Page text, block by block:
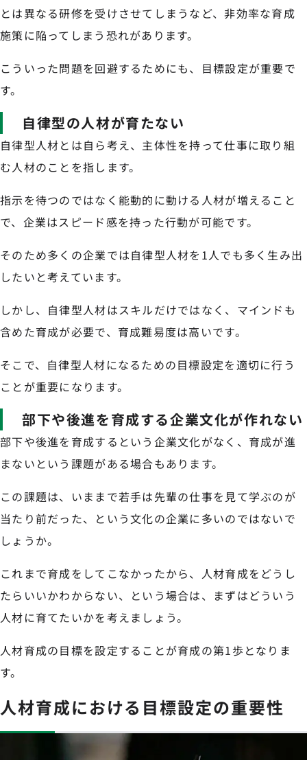
とは異なる研修を受けさせてしまうなど、非効率な育成
施策に陥ってしまう恐れがあります。
こういった問題を回避するためにも、目標設定が重要で
す。
自律型の人材が育たない
自律型人材とは自ら考え、主体性を持って仕事に取り組
む人材のことを指します。
指示を待つのではなく能動的に動ける人材が増えること
で、企業はスピード感を持った行動が可能です。
そのため多くの企業では自律型人材を1人でも多く生み出
したいと考えています。
しかし、自律型人材はスキルだけではなく、マインドも
含めた育成が必要で、育成難易度は高いです。
そこで、自律型人材になるための目標設定を適切に行う
ことが重要になります。
部下や後進を育成する企業文化が作れない
部下や後進を育成するという企業文化がなく、育成が進
まないという課題がある場合もあります。
この課題は、いままで若手は先輩の仕事を見て学ぶのが
当たり前だった、という文化の企業に多いのではないで
しょうか。
これまで育成をしてこなかったから、人材育成をどうし
たらいいかわからない、という場合は、まずはどういう
人材に育てたいかを考えましょう。
人材育成の目標を設定することが育成の第1歩となりま
す。
人材育成における目標設定の重要性